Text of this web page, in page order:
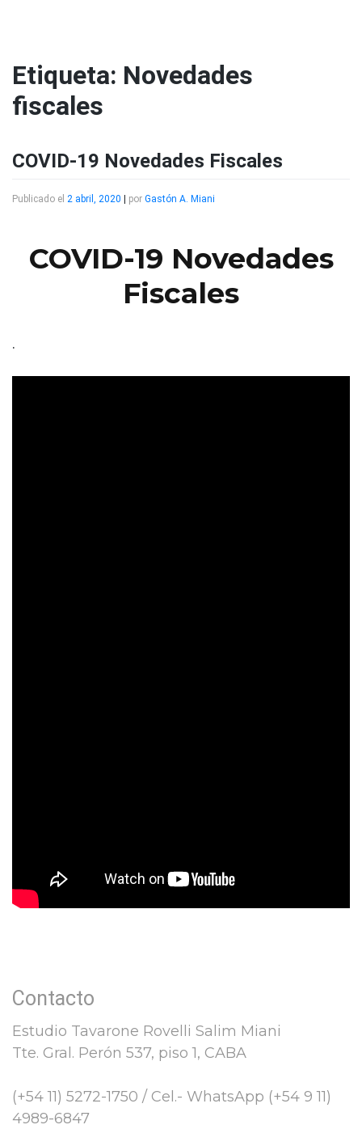
Etiqueta: Novedades
fiscales
COVID-19 Novedades Fiscales
Publicado el 2 abril, 2020 | por Gastón A. Miani
COVID-19 Novedades
Fiscales
.
Contacto
Estudio Tavarone Rovelli Salim Miani
Tte. Gral. Perón 537, piso 1, CABA
(+54 11) 5272-1750 / Cel.- WhatsApp (+54 9 11)
4989-6847